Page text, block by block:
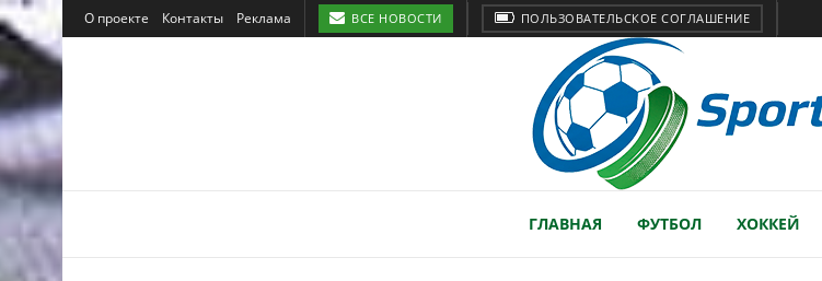
О проекте Контакты Реклама ВСЕ НОВОСТИ ПОЛЬЗОВАТЕЛЬСКОЕ СОГЛАШЕНИЕ
ГЛАВНАЯ ФУТБОЛ ХОККЕЙ